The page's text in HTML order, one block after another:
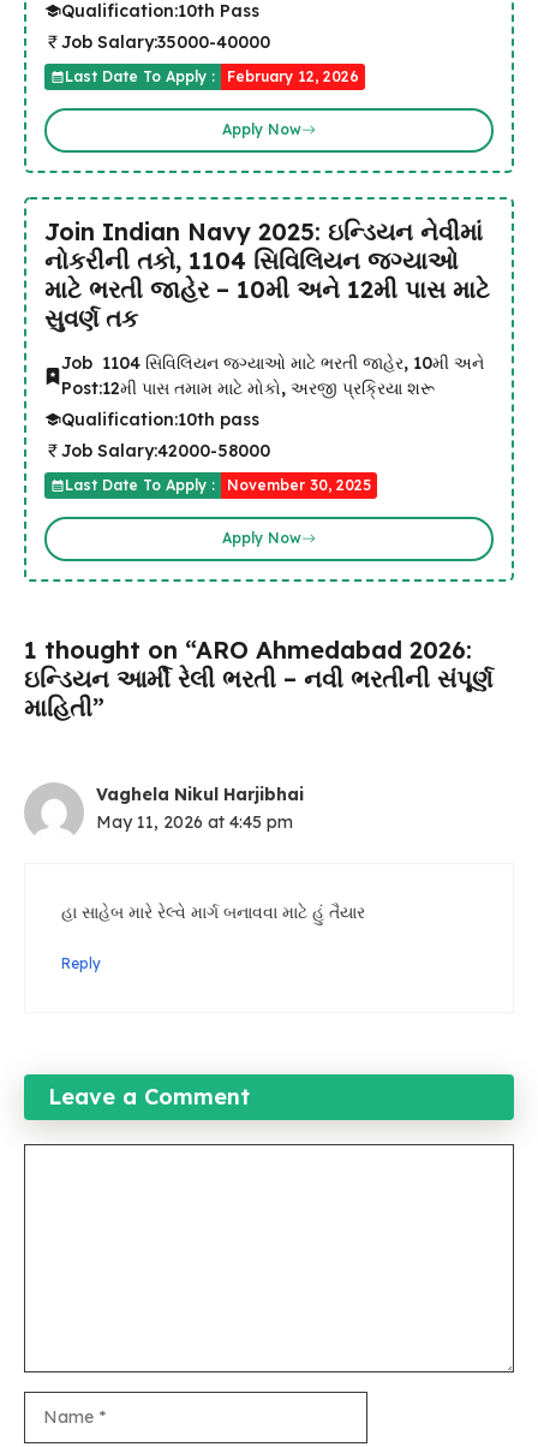
Qualification:10th Pass
Job Salary:35000-40000
Last Date To Apply : February 12, 2026
Apply Now
Join Indian Navy 2025: ઇન્ડિયન નેવીમાં
નોકરીની તકો, 1104 સિવિલિયન જગ્યાઓ
માટે ભરતી જાહેર – 10મી અને 12મી પાસ માટે
સુવર્ણ તક
Job
Post:
1104 સિવિલિયન જગ્યાઓ માટે ભરતી જાહેર, 10મી અને
12મી પાસ તમામ માટે મોકો, અરજી પ્રક્રિયા શરૂ
Qualification:10th pass
Job Salary:42000-58000
Last Date To Apply : November 30, 2025
Apply Now
1 thought on “ARO Ahmedabad 2026:
ઇન્ડિયન આર્મી રેલી ભરતી – નવી ભરતીની સંપૂર્ણ
માહિતી”
Vaghela Nikul Harjibhai
May 11, 2026 at 4:45 pm
હા સાહેબ મારે રેલ્વે માર્ગ બનાવવા માટે હું તૈયાર
Reply
Leave a Comment